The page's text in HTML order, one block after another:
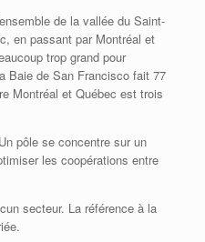
de la vallée du Saint-
en passant par Montréal et
trop grand pour
Baie de San Francisco fait 77
Montréal et Québec est trois
pôle se concentre sur un
les coopérations entre
secteur. La référence à la